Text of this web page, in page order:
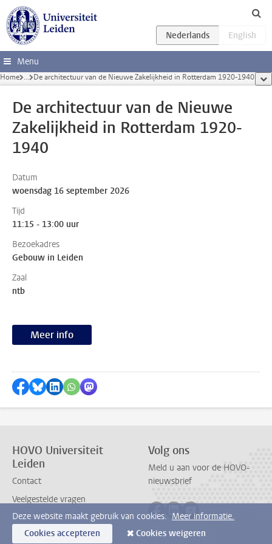
Ga direct naar de inhoud
Menu
Home ... De architectuur van de Nieuwe Zakelijkheid in Rotterdam 1920-1940
De architectuur van de Nieuwe
Zakelijkheid in Rotterdam 1920-
1940
Datum
woensdag 16 september 2026
Tijd
11:15 - 13:00 uur
Bezoekadres
Gebouw in Leiden
Zaal
ntb
Meer info
Delen op Facebook
Delen via Bluesky
Delen op LinkedIn
Delen via WhatsApp
Delen via Mastodon
HOVO Universiteit
Leiden
Contact
Veelgestelde vragen
Volg ons
Meld u aan voor de HOVO-
nieuwsbrief
Deze website maakt gebruik van cookies. Meer informatie.
Cookies accepteren
Cookies weigeren